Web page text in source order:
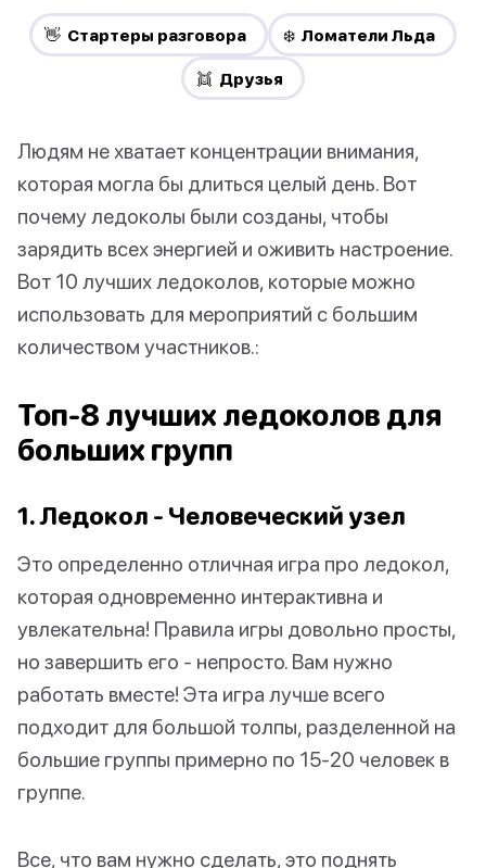
👋 Стартеры разговора ❄️ Ломатели Льда
👯 Друзья
Людям не хватает концентрации внимания,
которая могла бы длиться целый день. Вот
почему ледоколы были созданы, чтобы
зарядить всех энергией и оживить настроение.
Вот 10 лучших ледоколов, которые можно
использовать для мероприятий с большим
количеством участников.:
Топ-8 лучших ледоколов для
больших групп
1. Ледокол - Человеческий узел
Это определенно отличная игра про ледокол,
которая одновременно интерактивна и
увлекательна! Правила игры довольно просты,
но завершить его - непросто. Вам нужно
работать вместе! Эта игра лучше всего
подходит для большой толпы, разделенной на
большие группы примерно по 15-20 человек в
группе.
Все, что вам нужно сделать, это поднять